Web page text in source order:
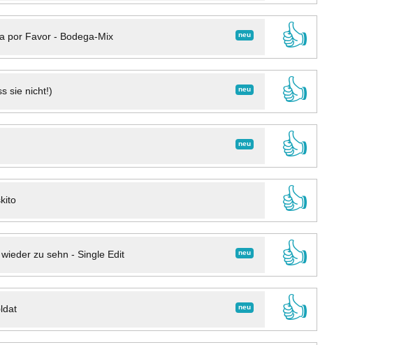
neu
por Favor - Bodega-Mix
👍
neu
sie nicht!)
👍
neu
👍
👍
neu
zu sehn - Single Edit
👍
neu
👍